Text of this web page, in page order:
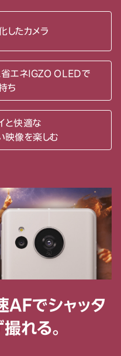
したカメラ
省エネIGZO OLEDで
ち
と快適な
映像を楽しむ
AFでシャッタ
れる。